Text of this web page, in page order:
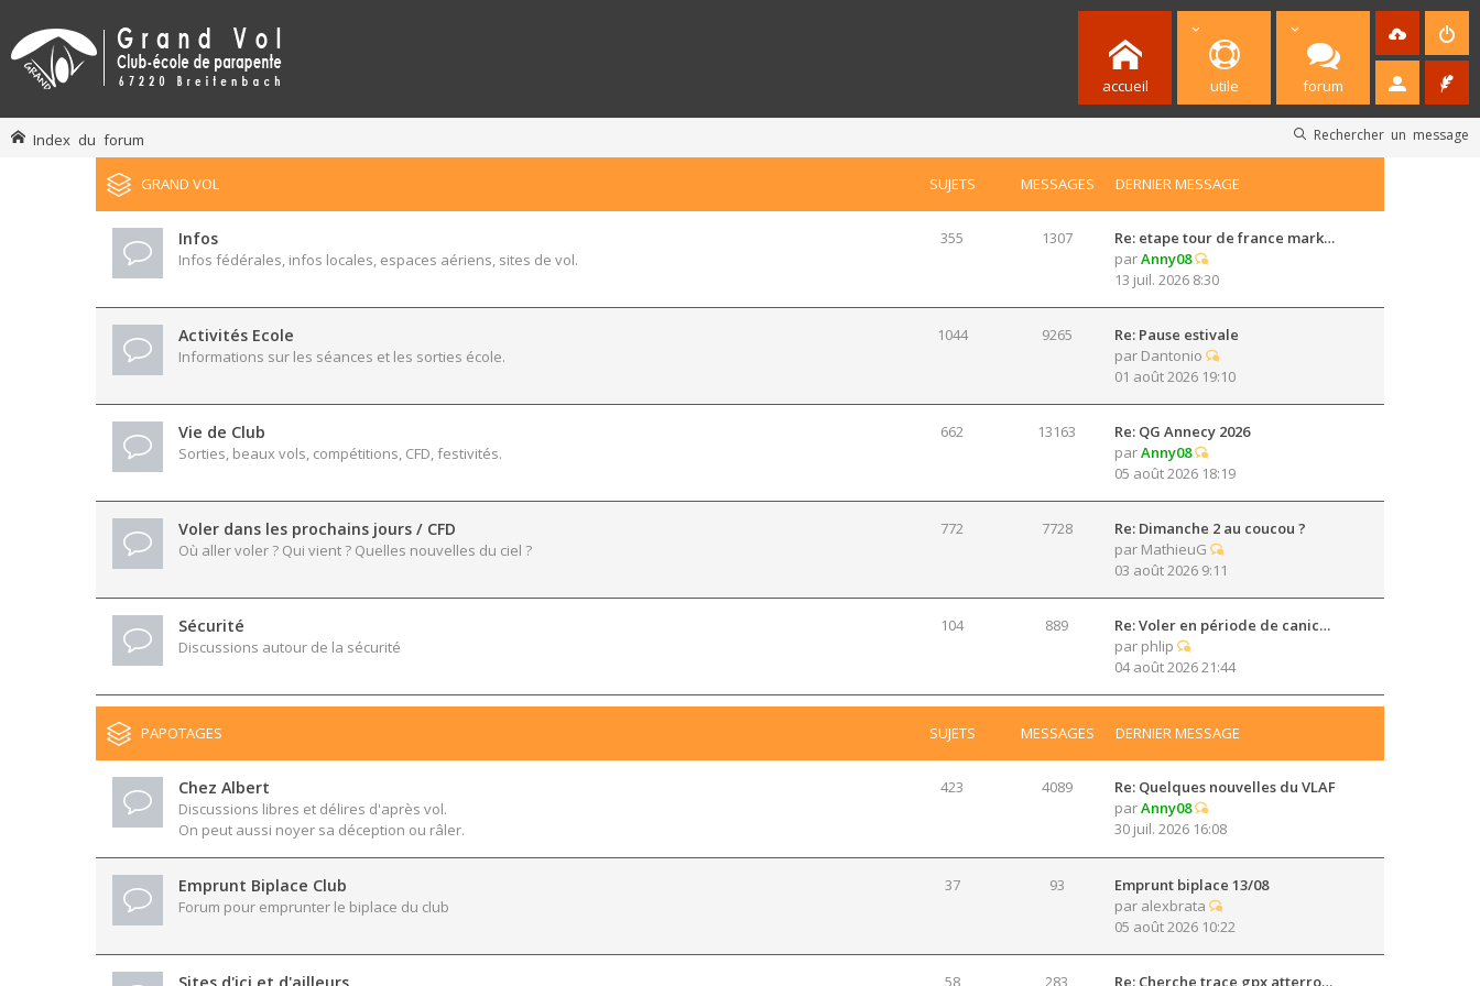
accueil utile forum
Rechercher un message
Index du forum
GRAND VOL SUJETS MESSAGES DERNIER MESSAGE
Infos
Infos fédérales, infos locales, espaces aériens, sites de vol.
355 1307
Re: etape tour de france mark…
parAnny08
13 juil. 2026 8:30
Activités Ecole
Informations sur les séances et les sorties école.
1044 9265
Re: Pause estivale
par Dantonio
01 août 2026 19:10
Vie de Club
Sorties, beaux vols, compétitions, CFD, festivités.
662 13163
Re: QG Annecy 2026
parAnny08
05 août 2026 18:19
Voler dans les prochains jours / CFD
Où aller voler ? Qui vient ? Quelles nouvelles du ciel ?
772 7728
Re: Dimanche 2 au coucou ?
par MathieuG
03 août 2026 9:11
Sécurité
Discussions autour de la sécurité
104 889
Re: Voler en période de canic…
par phlip
04 août 2026 21:44
PAPOTAGES SUJETS MESSAGES DERNIER MESSAGE
Chez Albert
Discussions libres et délires d'après vol.
On peut aussi noyer sa déception ou râler.
423 4089
Re: Quelques nouvelles du VLAF
parAnny08
30 juil. 2026 16:08
Emprunt Biplace Club
Forum pour emprunter le biplace du club
37 93
Emprunt biplace 13/08
par alexbrata
05 août 2026 10:22
58 283 Re: Cherche trace gpx atterro…